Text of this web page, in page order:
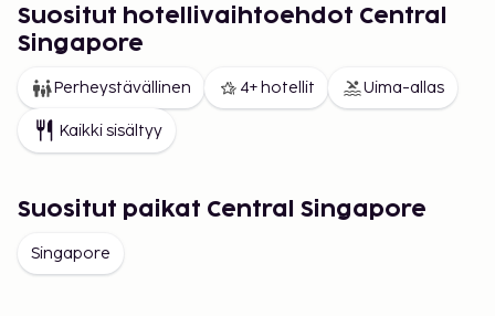
Suositut hotellivaihtoehdot Central
Singapore
Perheystävällinen 4+ hotellit Uima-allas
Kaikki sisältyy
Suositut paikat Central Singapore
Singapore